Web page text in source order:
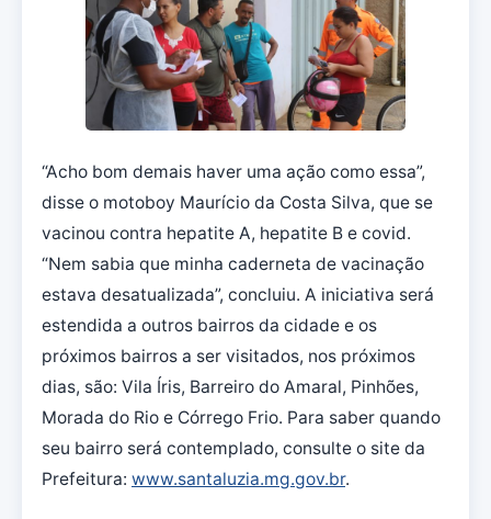
“Acho bom demais haver uma ação como essa”,
disse o motoboy Maurício da Costa Silva, que se
vacinou contra hepatite A, hepatite B e covid.
“Nem sabia que minha caderneta de vacinação
estava desatualizada”, concluiu. A iniciativa será
estendida a outros bairros da cidade e os
próximos bairros a ser visitados, nos próximos
dias, são: Vila Íris, Barreiro do Amaral, Pinhões,
Morada do Rio e Córrego Frio. Para saber quando
seu bairro será contemplado, consulte o site da
Prefeitura: www.santaluzia.mg.gov.br.